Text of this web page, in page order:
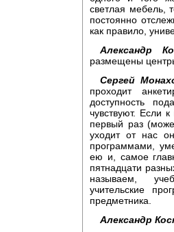
светлая мебель,
постоянно
как правило,
Александр
размещены
Сергей
проходит
доступность
чувствуют. Если
первый раз
уходит от нас
программами,
ею и, самое
пятнадцати
называем,
учительские
предметника.
Александр